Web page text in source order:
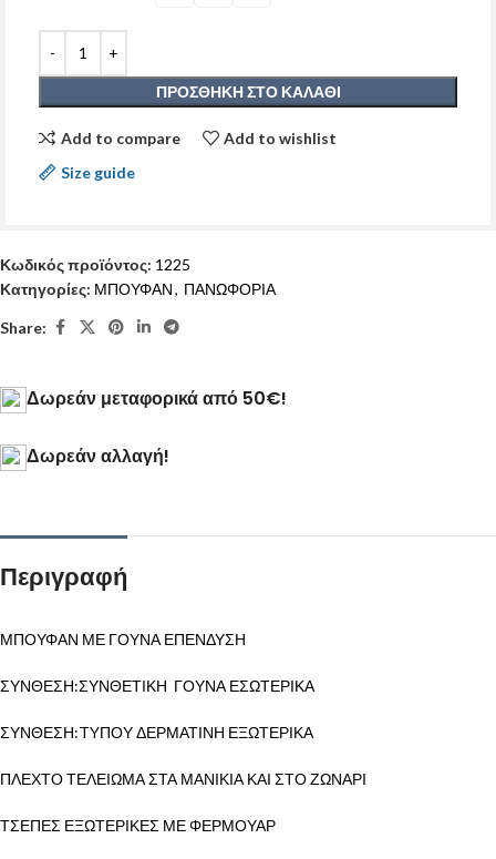
ΠΡΟΣΘΉΚΗ ΣΤΟ ΚΑΛΆΘΙ
Add to compare
Add to wishlist
Size guide
Κωδικός προϊόντος: 1225
Κατηγορίες: ΜΠΟΥΦΑΝ, ΠΑΝΩΦΟΡΙΑ
Share:
Δωρεάν μεταφορικά από 50€!
Δωρεάν αλλαγή!
Περιγραφή
ΜΠΟΥΦΑΝ ΜΕ ΓΟΥΝΑ ΕΠΕΝΔΥΣΗ
ΣΥΝΘΕΣΗ:ΣΥΝΘΕΤΙΚΗ ΓΟΥΝΑ ΕΣΩΤΕΡΙΚΑ
ΣΥΝΘΕΣΗ:TYΠΟΥ ΔΕΡΜΑΤΙΝΗ ΕΞΩΤΕΡΙΚΑ
ΠΛΕΧΤΟ ΤΕΛΕΙΩΜΑ ΣΤΑ ΜΑΝΙΚΙΑ ΚΑΙ ΣΤΟ ΖΩΝΑΡΙ
ΤΣΕΠΕΣ ΕΞΩΤΕΡΙΚΕΣ ΜΕ ΦΕΡΜΟΥΑΡ